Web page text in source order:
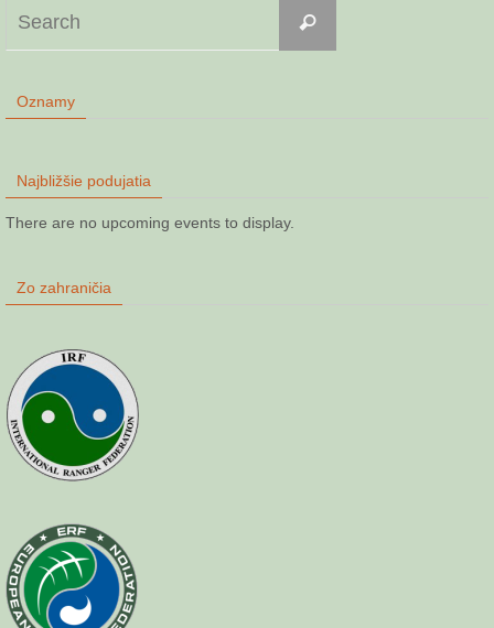
Search
Oznamy
Najbližšie podujatia
There are no upcoming events to display.
Zo zahraničia